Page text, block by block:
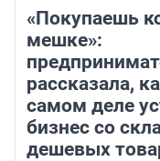
«Покупаешь
мешке»:
рассказала,
самом деле
бизнес со
дешевых